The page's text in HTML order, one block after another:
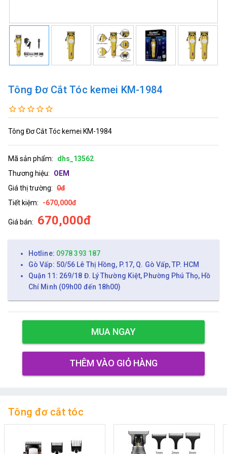
Tông Đơ Cắt Tóc kemei KM-1984
Tông Đơ Cắt Tóc kemei KM-1984
Mã sản phẩm:
dhs_13562
Thương hiệu:
OEM
Giá thị trường: 0đ
Tiết kiệm:
-670,000đ
Giá bán: 670,000đ
Hotline: 0978 393 187
Gò Vấp: 50/56 Lê Thị Hồng, P.17, Q. Gò Vấp, TP. HCM
Quận 11: 269/18 Đ. Lý Thường Kiệt, Phường Phú Thọ, Hồ
Chí Minh (09h00 đến 18h00)
MUA NGAY
THÊM VÀO GIỎ HÀNG
Tông đơ cắt tóc